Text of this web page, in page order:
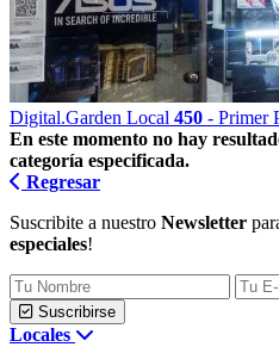
Digital.Garden Local 450 - Primer
En este momento no hay
categoría especificada.
Regresar
Suscribite a nuestro Newsletter
especiales!
Suscribirse
Locales